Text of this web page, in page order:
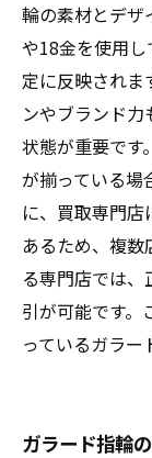
輪の素材とデザ
や18金を使用
定に反映されま
ンやブランド
状態が重要です
が揃っている場
に、買取専門
あるため、複数
る専門店では
引が可能です。
っているガラー
ガラード指輪